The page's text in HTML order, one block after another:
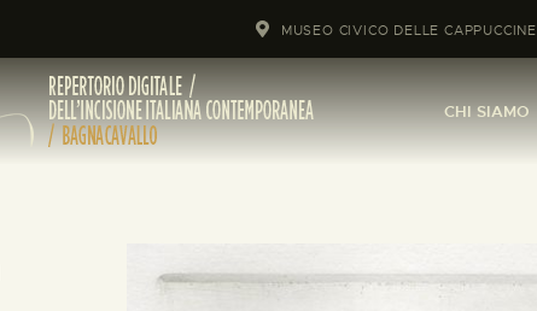
MUSEO CIVICO DELLE CAPPUCCINE
CHI SIAMO